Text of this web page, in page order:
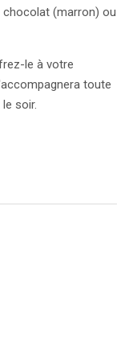
chocolat (marron) ou
le à votre
toute
soir.